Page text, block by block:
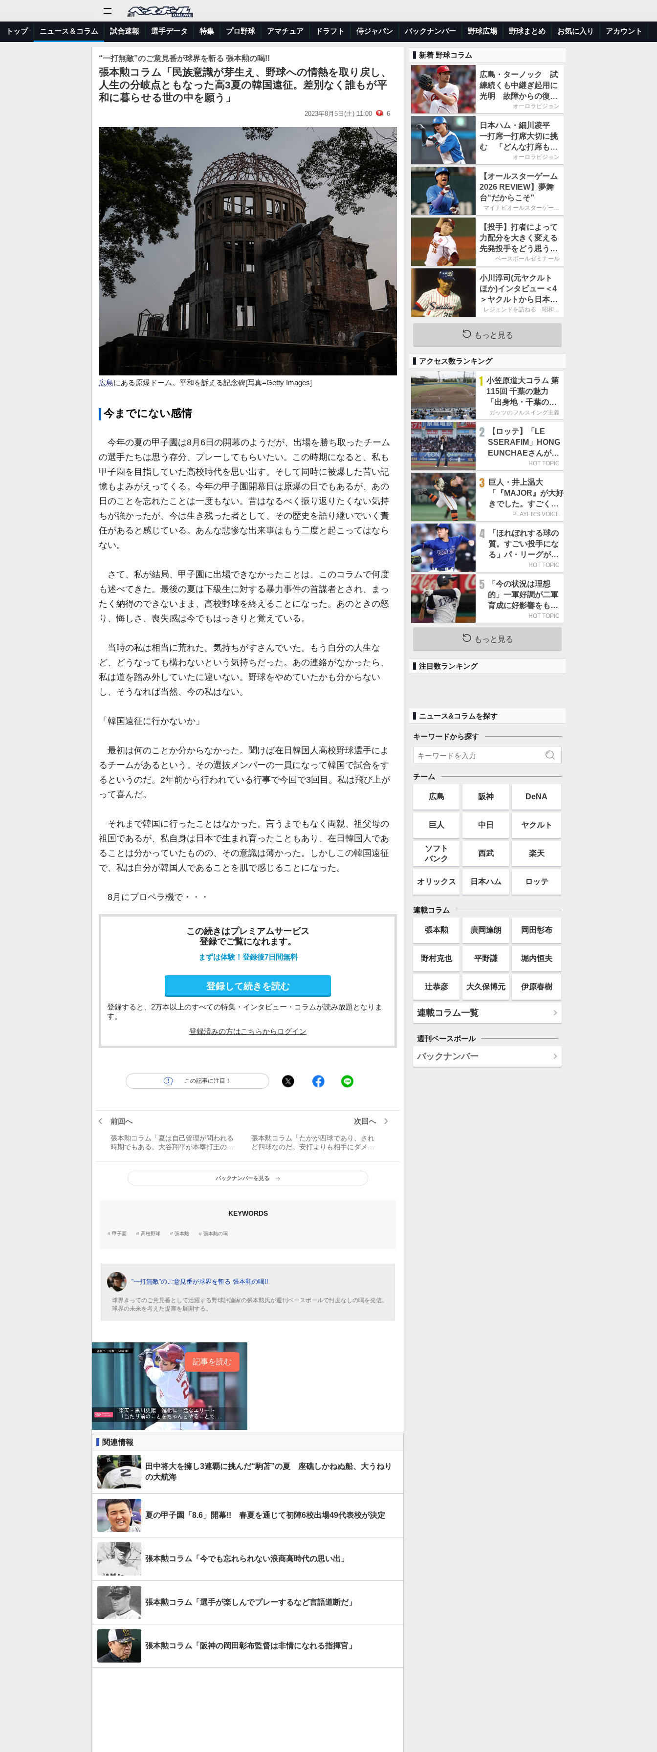
トップ ニュース＆コラム 試合速報 選手データ 特集 プロ野球 アマチュア ドラフト 侍ジャパン バックナンバー 野球広場 野球まとめ お気に入り アカウント
“一打無敵”のご意見番が球界を斬る 張本勲の喝!!
張本勲コラム「民族意識が芽生え、野球への情熱を取り戻し、
人生の分岐点ともなった高3夏の韓国遠征。差別なく誰もが平
和に暮らせる世の中を願う」
2023年8月5日(土) 11:00 6
広島にある原爆ドーム。平和を訴える記念碑[写真=Getty Images]
今までにない感情
今年の夏の甲子園は8月6日の開幕のようだが、出場を勝ち取ったチーム
の選手たちは思う存分、プレーしてもらいたい。この時期になると、私も
甲子園を目指していた高校時代を思い出す。そして同時に被爆した苦い記
憶もよみがえってくる。今年の甲子園開幕日は原爆の日でもあるが、あの
日のことを忘れたことは一度もない。昔はなるべく振り返りたくない気持
ちが強かったが、今は生き残った者として、その歴史を語り継いでいく責
任があると感じている。あんな悲惨な出来事はもう二度と起こってはなら
ない。
さて、私が結局、甲子園に出場できなかったことは、このコラムで何度
も述べてきた。最後の夏は下級生に対する暴力事件の首謀者とされ、まっ
たく納得のできないまま、高校野球を終えることになった。あのときの怒
り、悔しさ、喪失感は今でもはっきりと覚えている。
当時の私は相当に荒れた。気持ちがすさんでいた。もう自分の人生な
ど、どうなっても構わないという気持ちだった。あの連絡がなかったら、
私は道を踏み外していたに違いない。野球をやめていたかも分からない
し、そうなれば当然、今の私はない。
「韓国遠征に行かないか」
最初は何のことか分からなかった。聞けば在日韓国人高校野球選手によ
るチームがあるという。その選抜メンバーの一員になって韓国で試合をす
るというのだ。2年前から行われている行事で今回で3回目。私は飛び上が
って喜んだ。
それまで韓国に行ったことはなかった。言うまでもなく両親、祖父母の
祖国であるが、私自身は日本で生まれ育ったこともあり、在日韓国人であ
ることは分かっていたものの、その意識は薄かった。しかしこの韓国遠征
で、私は自分が韓国人であることを肌で感じることになった。
8月にプロペラ機で・・・
この続きはプレミアムサービス
登録でご覧になれます。
まずは体験！登録後7日間無料
登録して続きを読む
登録すると、2万本以上のすべての特集・インタビュー・コラムが読み放題となりま
す。
登録済みの方はこちらからログイン
この記事に注目！
前回へ
張本勲コラム「夏は自己管理が問われる
時期でもある。大谷翔平が本塁打王のタ
るほど大きな出来事だ」
次回へ
張本勲コラム「たかが四球であり、され
ど四球なのだ。安打よりも相手にダメー
スだから得点につながりやすい」
バックナンバーを見る
KEYWORDS
甲子園 高校野球 張本勲 張本勲の喝
“一打無敵”のご意見番が球界を斬る 張本勲の喝!!
球界きってのご意見番として活躍する野球評論家の張本勲氏が週刊ベースボールで忖度なしの喝を発信。
球界の未来を考えた提言を展開する。
記事を読む
関連情報
田中将大を擁し3連覇に挑んだ“駒苫”の夏 座礁しかねぬ船、大うねり
の大航海
夏の甲子園「8.6」開幕!! 春夏を通じて初陣6校出場49代表校が決定
張本勲コラム「今でも忘れられない浪商高時代の思い出」
張本勲コラム「選手が楽しんでプレーするなど言語道断だ」
張本勲コラム「阪神の岡田彰布監督は非情になれる指揮官」
新着 野球コラム
広島・ターノック 試
練続くも中継ぎ起用に
光明 故障からの復帰
期す／助っ人前半戦通
オーロラビジョン
日本ハム・細川凌平
一打席一打席大切に挑
む 「どんな打席も何
か意味のある打席にし
く！
オーロラビジョン
【オールスターゲーム
2026 REVIEW】夢舞
台“だからこそ”
マイナビオールスターゲーム
2026
【投手】打者によって
力配分を大きく変える
先発投手をどう思う？
／元ヤクルト・荒木大
ベースボールゼミナール
小川淳司(元ヤクルト
ほか)インタビュー＜4
＞ヤクルトから日本ハ
ムに移籍「引退するつ
レジェンドを訪ねる 昭和世
代の言い残し
もっと見る
アクセス数ランキング
1 小笠原道大コラム 第
115回 千葉の魅力
「出身地・千葉の話
の続き。昔から野球
す」
ガッツのフルスイング主義
2
【ロッテ】「LE
SSERAFIM」HONG
EUNCHAEさんが始
球式「この場に立て
／8月5日の西武戦
（ZOZOマリン）
HOT TOPIC
3
巨人・井上温大
「『MAJOR』が大好
きでした。すごく練
習する姿にいつもい
す」／マンガ
PLAYER'S VOICE
4
「ほれぼれする球の
質。すごい投手にな
る」パ・リーグが驚
いた「中日の左腕」
HOT TOPIC
5
「今の状況は理想
的」一軍好調が二軍
育成に好影響をもた
らす西武 象徴は高
卒新人・横田蒼和
HOT TOPIC
もっと見る
注目数ランキング
ニュース&コラムを探す
キーワードから探す
チーム
広島 阪神 DeNA
巨人 中日 ヤクルト
ソフト
バンク
西武 楽天
オリックス 日本ハム ロッテ
連載コラム
張本勲 廣岡達朗 岡田彰布
野村克也 平野謙 堀内恒夫
辻恭彦 大久保博元 伊原春樹
連載コラム一覧
週刊ベースボール
バックナンバー